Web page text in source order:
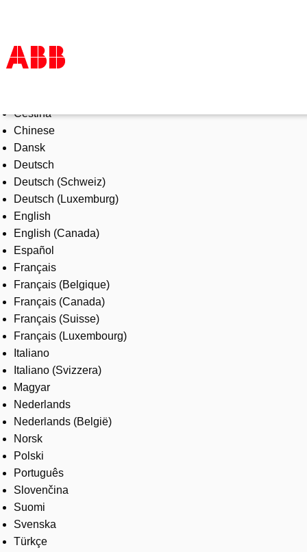
Products & Solutions
Industries
Services
About us
Where to buy
Contact us
Careers
Čeština
Chinese
Dansk
Deutsch
Deutsch (Schweiz)
Deutsch (Luxemburg)
English
English (Canada)
Español
Français
Français (Belgique)
Français (Canada)
Français (Suisse)
Français (Luxembourg)
Italiano
Italiano (Svizzera)
Magyar
Nederlands
Nederlands (België)
Norsk
Polski
Português
Slovenčina
Suomi
Svenska
Türkçe